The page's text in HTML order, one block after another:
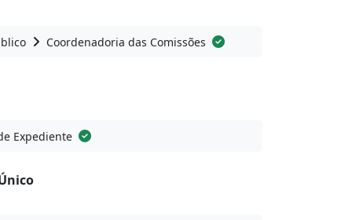
Coordenadoria das Comissões
Expediente